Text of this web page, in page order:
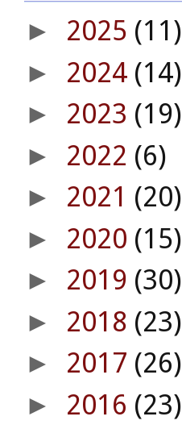
► 2025 (11)
► 2024 (14)
► 2023 (19)
► 2022 (6)
► 2021 (20)
► 2020 (15)
► 2019 (30)
► 2018 (23)
► 2017 (26)
► 2016 (23)